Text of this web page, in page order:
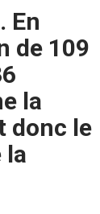
En
de 109
la
donc le
la